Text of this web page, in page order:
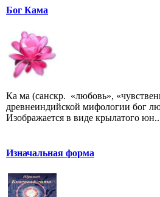
Бог Кама
Ка ма (санскр. «любовь»,
древнеиндийской мифологии бог
Изображается в виде крылатого
Изначальная форма